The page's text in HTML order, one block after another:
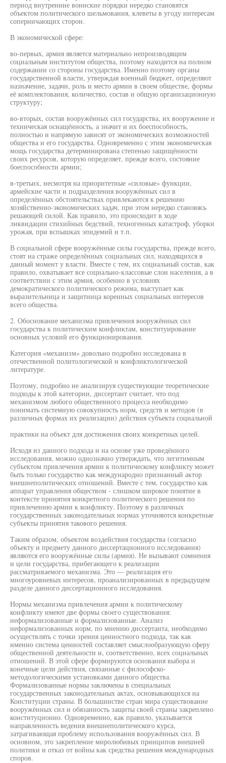
период внутренние воинские порядки нередко становятся
объектом политического шельмования, клеветы в угоду интересам
соперничающих сторон.
В экономической сфере:
во-первых, армия является материально непроизводящим
социальным институтом общества, поэтому находится на полном
содержании со стороны государства. Именно поэтому органы
государственной власти, утверждая военный бюджет, определяют
назначение, задачи, роль и место армии в своем обществе, формы
её комплектования, количество, состав и общую организационную
структуру;
во-вторых, состав вооружённых сил государства, их вооружение и
техническая оснащённость, а значит и их боеспособность,
полностью и напрямую зависят от экономических возможностей
общества и его государства. Одновременно с этим экономическая
мощь государства детерминирована степенью защищённости
своих ресурсов, которую определяет, прежде всего, состояние
боеспособности армии;
в-третьих, несмотря на приоритетные «силовые» функции,
армейские части и подразделения вооружённых сил в
определённых обстоятельствах привлекаются к решению
хозяйственно-экономических задач, при этом нередко становясь
решающей силой. Как правило, это происходит в ходе
ликвидации стихийных бедствий, техногенных катастроф, уборки
урожая, при вспышках эпидемий и т.п.
В социальной сфере вооружённые силы государства, прежде всего,
стоят на страже определённых социальных сил, находящихся в
данный момент у власти. Вместе с тем, их социальный состав, как
правило, охватывает все социально-классовые слои населения, а в
соответствии с этим армия, особенно в условиях
демократического политического режима, выступает как
выразительница и защитница коренных социальных интересов
всего общества.
2. Обоснование механизма привлечения вооружённых сил
государства к политическим конфликтам, конституирование
основных условий его функционирования.
Категория «механизм» довольно подробно исследована в
отечественной политологической и конфликтологической
литературе.
Поэтому, подробно не анализируя существующие теоретические
подходы к этой категории, диссертант считает, что под
механизмом любого общественного процесса необходимо
понимать системную совокупность норм, средств и методов (в
различных формах их реализации) действия субъекта социальной
практики на объект для достижения своих конкретных целей.
Исходя из данного подхода и на основе уже проведённого
исследования, можно однозначно утверждать, что легитимным
субъектом привлечения армии к политическому конфликту может
быть только государство как международно признанный актор
внешнеполитических отношений. Вместе с тем, государство как
аппарат управления обществом - слишком широкое понятие в
контексте принятия конкретного политического решения по
привлечению армии к конфликту. Поэтому в различных
государственных законодательных нормах уточняются конкретные
субъекты принятия такового решения.
Таким образом, объектом воздействия государства (согласно
объекту и предмету данного диссертационного исследования)
являются его вооружённые силы (армия). Не вызывают сомнения
и цели государства, прибегающего к реализации
рассматриваемого механизма. Это — реализация его
многоуровневых интересов, проанализированных в предыдущем
разделе данного диссертационного исследования.
Нормы механизма привлечения армии к политическому
конфликту имеют две формы своего существования:
неформализованные и формализованные. Анализ
неформализованных норм, по мнению диссертанта, необходимо
осуществлять с точки зрения ценностного подхода, так как
именно система ценностей составляет смыслообразующую сферу
общественной деятельности и, соответственно, всех социальных
отношений. В этой сфере формируются основания выбора и
конечные цели действия, связанные с философско-
методологическими установками данного общества.
Формализованные нормы заключены в специальных
государственных законодательных актах, основывающихся на
Конституции страны. В большинстве стран мира существование
вооружённых сил и обязанность защиты своей страны закреплено
конституционно. Одновременно, как правило, указывается
направленность ведения внешнеполитического курса,
затрагивающая проблему использования вооружённых сил. В
основном, это закрепление миролюбивых принципов внешней
политики и отказ от войны как средства решения международных
споров.